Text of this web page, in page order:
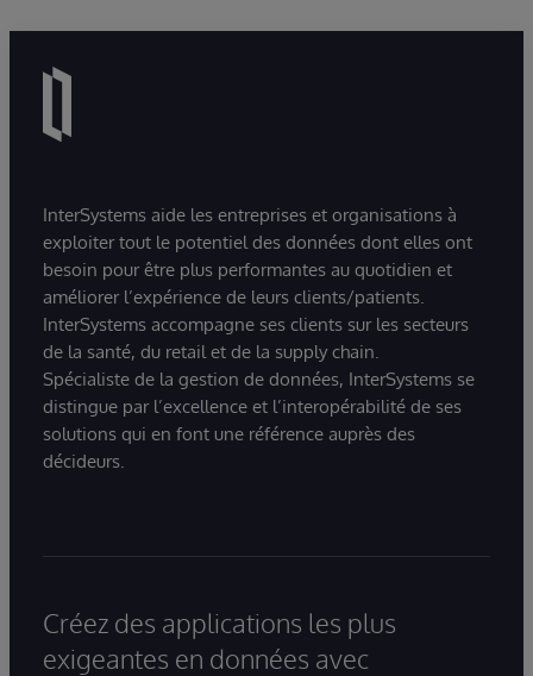
InterSystems aide les entreprises et organisations à
exploiter tout le potentiel des données dont elles ont
besoin pour être plus performantes au quotidien et
améliorer l’expérience de leurs clients/patients.
InterSystems accompagne ses clients sur les secteurs
de la santé, du retail et de la supply chain.
Spécialiste de la gestion de données, InterSystems se
distingue par l’excellence et l’interopérabilité de ses
solutions qui en font une référence auprès des
décideurs.
Créez des applications les plus
exigeantes en données avec